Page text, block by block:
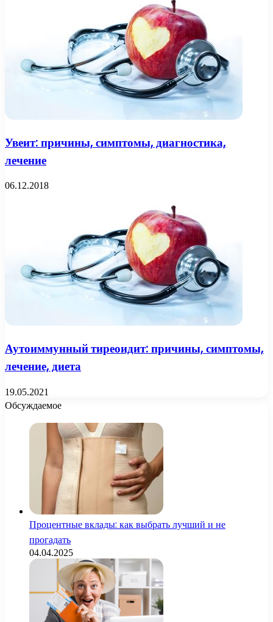
Увеит: причины, симптомы, диагностика,
лечение
06.12.2018
Аутоиммунный тиреоидит: причины, симптомы,
лечение, диета
19.05.2021
Обсуждаемое
Процентные вклады: как выбрать лучший и не
прогадать
04.04.2025